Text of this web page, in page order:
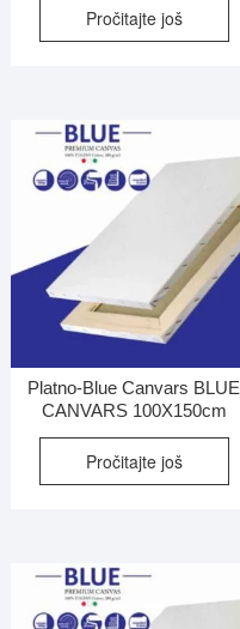
Pročitajte još
Platno-Blue Canvars BLUE
CANVARS 100X150cm
Pročitajte još